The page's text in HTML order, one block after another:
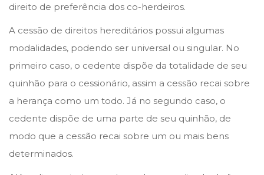
direito de preferência dos co-herdeiros.
A cessão de direitos hereditários possui algumas
modalidades, podendo ser universal ou singular. No
primeiro caso, o cedente dispõe da totalidade de seu
quinhão para o cessionário, assim a cessão recai sobre
a herança como um todo. Já no segundo caso, o
cedente dispõe de uma parte de seu quinhão, de
modo que a cessão recai sobre um ou mais bens
determinados.